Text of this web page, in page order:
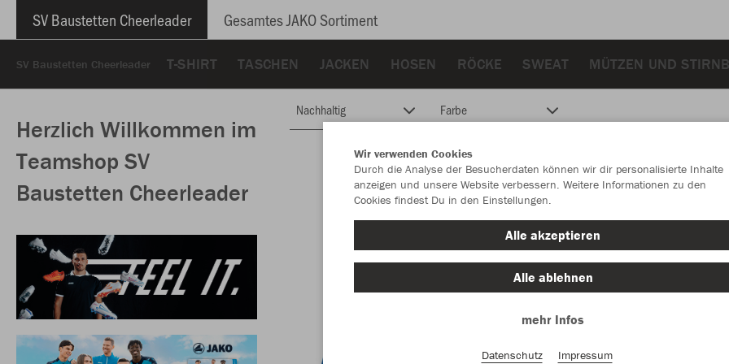
SV Baustetten Cheerleader Gesamtes JAKO Sortiment
SV Baustetten Cheerleader T-SHIRT TASCHEN JACKEN HOSEN RÖCKE SWEAT MÜTZEN UND
Herzlich Willkommen im
Teamshop SV
Baustetten Cheerleader
Nachhaltig Farbe
Wir verwenden Cookies
Durch die Analyse der Besucherdaten können wir dir personalisierte Inhalte
anzeigen und unsere Website verbessern. Weitere Informationen zu den
Cookies findest Du in den Einstellungen.
Alle akzeptieren
Alle ablehnen
mehr Infos
Datenschutz Impressum